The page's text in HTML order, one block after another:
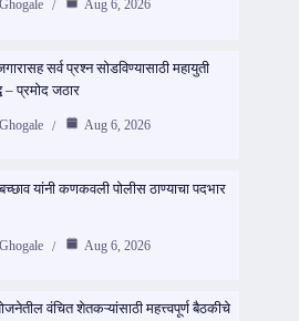
Aug 6, 2026
सर्व प्रश्न सोडविण्यासाठी महायुती
– प्रमोद जठार
Aug 6, 2026
यांनी कणकवली पोलीस ठाण्याचा पदभार
Aug 6, 2026
वंचित शेतकऱ्यांसाठी महत्त्वपूर्ण बैठकीचे